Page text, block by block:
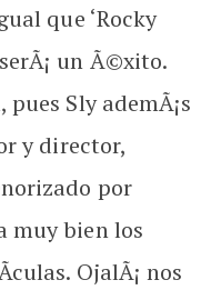
que ‘Rocky
un Ã©xito.
Sly ademÃ¡s
y director,
por
muy bien los
OjalÃ¡ nos